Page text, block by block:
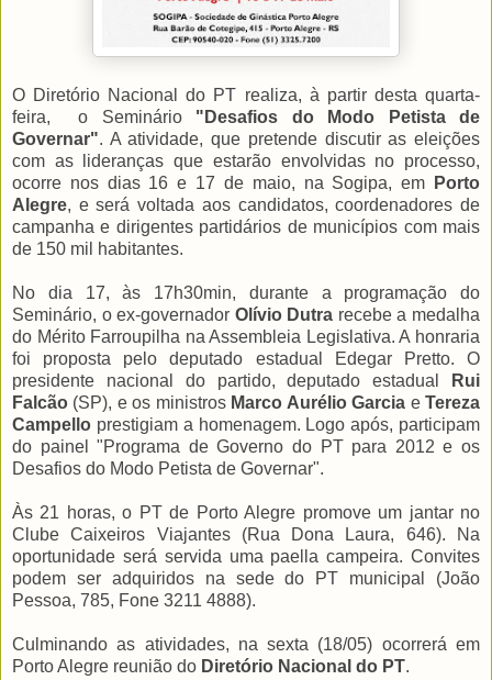
O Diretório Nacional do PT realiza, à partir desta quarta-
feira, o Seminário "Desafios do Modo Petista de
Governar". A atividade, que pretende discutir as eleições
com as lideranças que estarão envolvidas no processo,
ocorre nos dias 16 e 17 de maio, na Sogipa, em
Porto
Alegre, e será voltada aos candidatos, coordenadores de
campanha e dirigentes partidários de municípios com mais
de 150 mil habitantes.
No dia 17, às 17h30min, durante a programação do
Seminário, o ex-governador Olívio Dutra recebe a medalha
do Mérito Farroupilha na Assembleia Legislativa. A honraria
foi proposta pelo deputado estadual Edegar Pretto. O
presidente nacional do partido, deputado estadual
Rui
Falcão (SP), e os ministros Marco Aurélio Garcia eTereza
Campello prestigiam a homenagem. Logo após, participam
do painel "Programa de Governo do PT para 2012 e os
Desafios do Modo Petista de Governar".
Às 21 horas, o PT de Porto Alegre promove um jantar no
Clube Caixeiros Viajantes (Rua Dona Laura, 646). Na
oportunidade será servida uma paella campeira. Convites
podem ser adquiridos na sede do PT municipal (João
Pessoa, 785, Fone 3211 4888).
Culminando as atividades, na sexta (18/05) ocorrerá em
Porto Alegre reunião do Diretório Nacional do PT.